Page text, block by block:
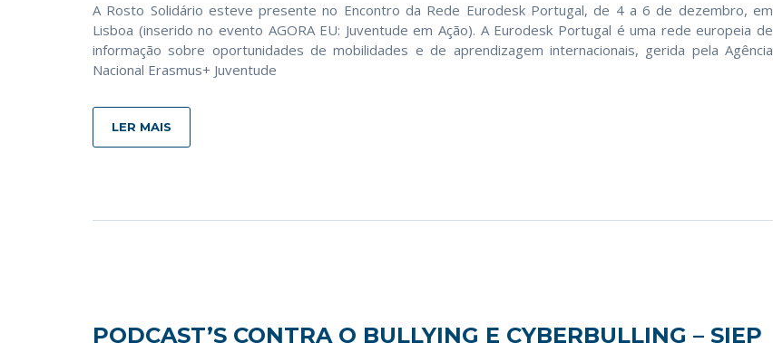
A Rosto Solidário esteve presente no Encontro da Rede Eurodesk Portugal, de 4 a 6 de dezembro, em
Lisboa (inserido no evento AGORA EU: Juventude em Ação). A Eurodesk Portugal é uma rede europeia de
informação sobre oportunidades de mobilidades e de aprendizagem internacionais, gerida pela Agência
Nacional Erasmus+ Juventude
LER MAIS
PODCAST’S CONTRA O BULLYING E CYBERBULLING – SIEP